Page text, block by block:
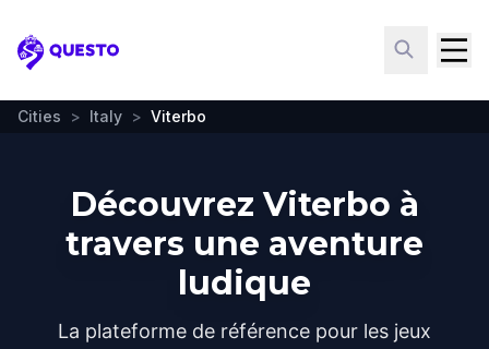
Questo
Cities > Italy > Viterbo
Découvrez Viterbo à
travers une aventure
ludique
La plateforme de référence pour les jeux